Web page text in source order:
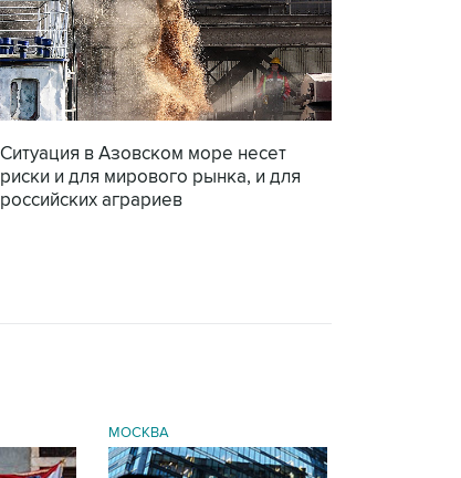
Ситуация в Азовском море несет
риски и для мирового рынка, и для
российских аграриев
МОСКВА